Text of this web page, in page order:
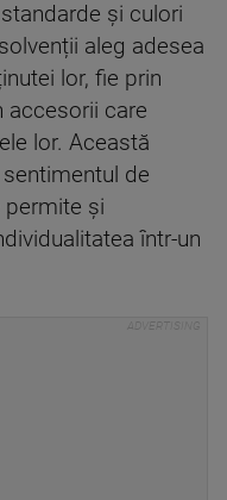
și culori
aleg adesea
lor, fie prin
accesorii care
lor. Această
de
permite și
într-un